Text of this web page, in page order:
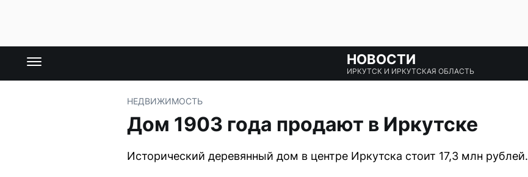
НОВОСТИ
ИРКУТСК И ИРКУТСКАЯ ОБЛАСТЬ
НЕДВИЖИМОСТЬ
Дом 1903 года продают в Иркутске
Исторический деревянный дом в центре Иркутска стоит 17,3 млн рублей.